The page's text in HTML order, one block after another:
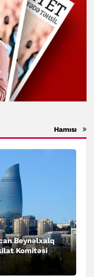
Hamısı
Beynəlxalq
Komitəsi